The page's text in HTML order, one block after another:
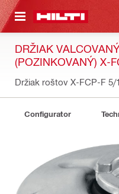
HLAVNÝ OBSAH
DRŽIAK
(POZINKOVANÝ) X-
Držiak roštov X-FCP-F 5/
Configurator